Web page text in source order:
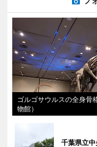
ゴルゴサウルスの全身骨
物館）
千葉県立